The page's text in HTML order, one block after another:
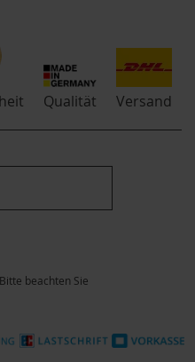
Qualität Versand
beachten Sie